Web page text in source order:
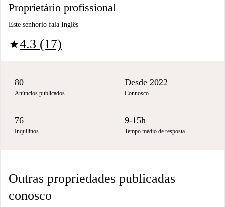
Proprietário profissional
Este senhorio fala Inglês
star4.3 (17)
80
Anúncios publicados
Desde 2022
Connosco
76
Inquilinos
9-15h
Tempo médio de resposta
Outras propriedades publicadas
conosco